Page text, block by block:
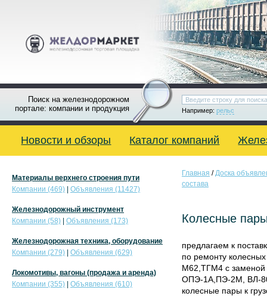
Поиск на железнодорожном
портале: компании и продукция
Например: рельс
Новости и обзоры Каталог компаний
Главная /Доска
состава
Колесные
предлагаем к
по ремонту
М62,ТГМ4 с заменой
ОПЭ-1А,ПЭ-2М, ВЛ-80
колесные пары к
Материалы верхнего строения пути
Компании (469)
Объявления (11427)
Железнодорожный инструмент
Компании (58)
Объявления (173)
Железнодорожная техника, оборудование
Компании (279)
Объявления (629)
Локомотивы, вагоны (продажа и аренда)
Компании (355)
Объявления (610)